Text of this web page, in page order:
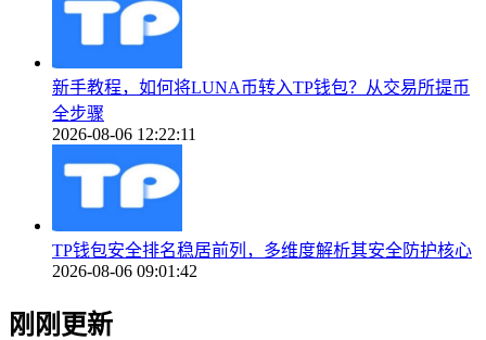
新手教程，如何将LUNA币转入TP钱包？从交易所提币
全步骤
2026-08-06 12:22:11
TP钱包安全排名稳居前列，多维度解析其安全防护核心
2026-08-06 09:01:42
刚刚更新